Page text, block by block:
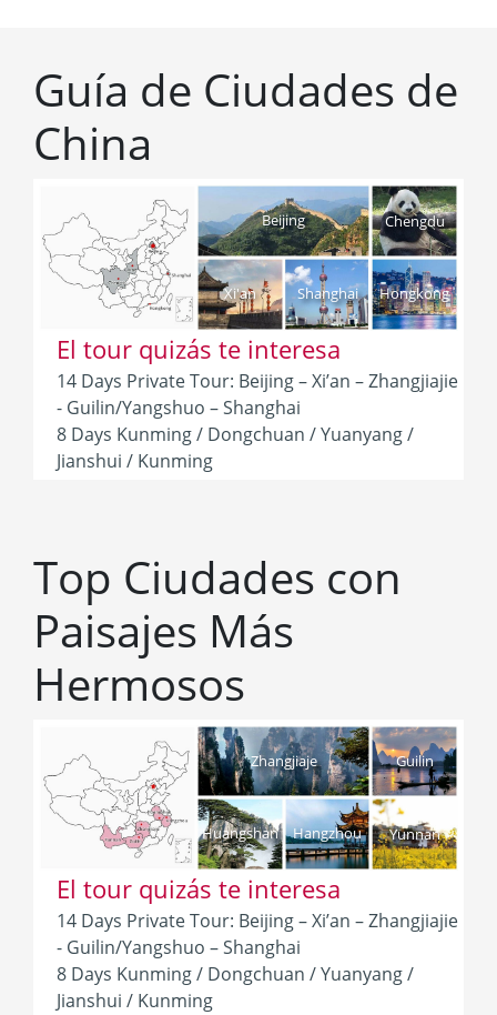
Guía de Ciudades de
China
Beijing
Xi'an Shanghai
Chengdu
Hongkong
El tour quizás te interesa
14 Days Private Tour: Beijing – Xi’an – Zhangjiajie
- Guilin/Yangshuo – Shanghai
8 Days Kunming / Dongchuan / Yuanyang /
Jianshui / Kunming
Top Ciudades con
Paisajes Más
Hermosos
Zhangjiaje
Huangshan Hangzhou
Guilin
Yunnan
El tour quizás te interesa
14 Days Private Tour: Beijing – Xi’an – Zhangjiajie
- Guilin/Yangshuo – Shanghai
8 Days Kunming / Dongchuan / Yuanyang /
Jianshui / Kunming